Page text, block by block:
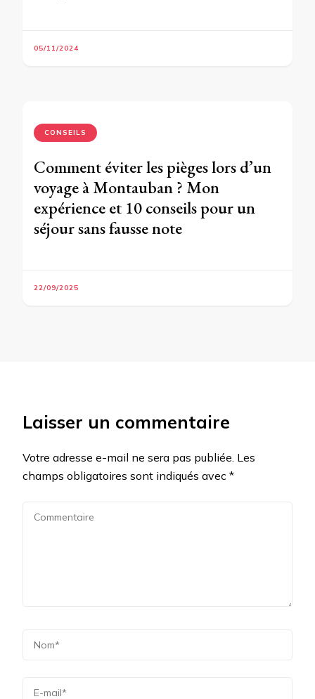
05/11/2024
CONSEILS
Comment éviter les pièges lors d’un
voyage à Montauban ? Mon
expérience et 10 conseils pour un
séjour sans fausse note
22/09/2025
Laisser un commentaire
Votre adresse e-mail ne sera pas publiée. Les
champs obligatoires sont indiqués avec *